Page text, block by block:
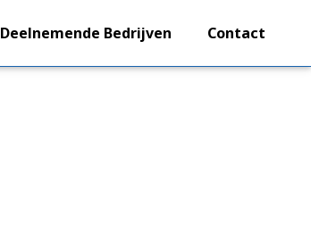
Deelnemende Bedrijven Contact